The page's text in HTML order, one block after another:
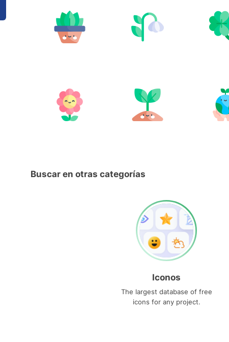
Buscar en otras categorías
Iconos
The largest database of free
icons for any project.